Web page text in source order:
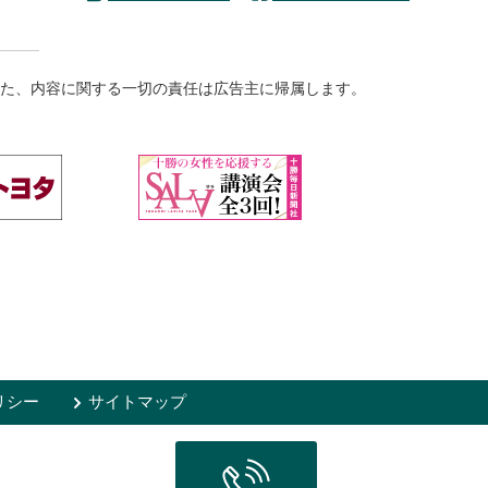
内容に関する一切の責任は広告主に帰属します。
シー サイトマップ